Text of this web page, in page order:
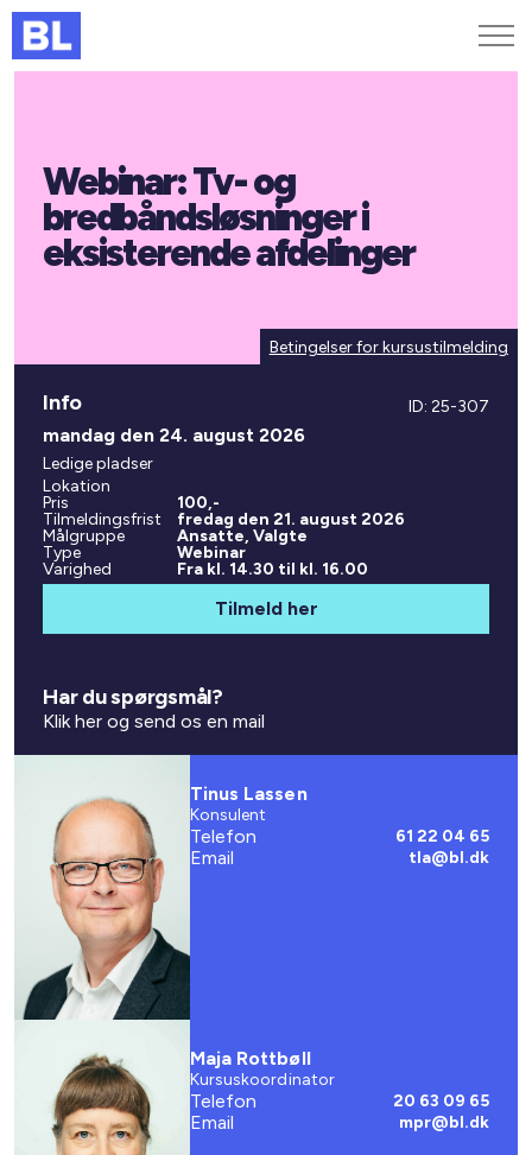
Find medarbejder
Kurser og arrangementer
Jobportalen
MitBL
Webinar: Tv- og
bredbåndsløsninger i
eksisterende afdelinger
Betingelser for kursustilmelding
Info ID: 25-307
mandag den 24. august 2026
Ledige pladser
Lokation
Pris
100,-
Tilmeldingsfrist
fredag den 21. august 2026
Målgruppe
Ansatte, Valgte
Type
Webinar
Varighed
Fra kl. 14.30 til kl. 16.00
Tilmeld her
Har du spørgsmål?
Klik her og send os en mail
Tinus Lassen
Konsulent
Telefon 61 22 04 65
Email tla@bl.dk
Maja Rottbøll
Kursuskoordinator
Telefon 20 63 09 65
Email mpr@bl.dk